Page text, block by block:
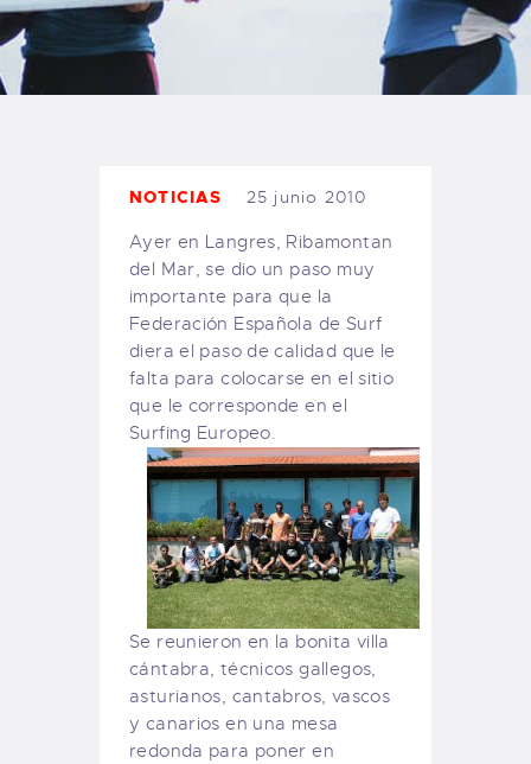
TIENDA FAMILY SURFERS
WEBCAM SALINAS
PEDIDOS
NOTICIAS 25 junio 2010
Ayer en Langres, Ribamontan
del Mar, se dio un paso muy
importante para que la
Federación Española de Surf
diera el paso de calidad que le
falta para colocarse en el sitio
que le corresponde en el
Surfing Europeo.
Se reunieron en la bonita villa
cántabra, técnicos gallegos,
asturianos, cantabros, vascos
y canarios en una mesa
redonda para poner en